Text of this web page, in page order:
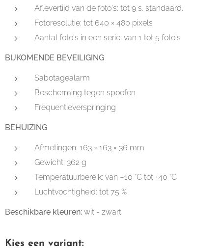
Aflevertijd van de foto's: tot 9 s. standaard.
Fotoresolutie: tot 640 × 480 pixels
Aantal foto's in een serie: van 1 tot 5 foto's
BIJKOMENDE BEVEILIGING
Sabotagealarm
Bescherming tegen spoofen
Frequentieverspringing
BEHUIZING
Afmetingen: 163 × 163 × 36 mm
Gewicht: 362 g
Temperatuurbereik: van −10 °C tot +40 °C
Luchtvochtigheid: tot 75 %
Beschikbare kleuren: wit - zwart
Kies een variant: